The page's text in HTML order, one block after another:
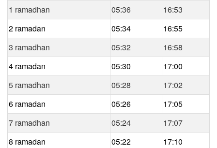
1 ramadhan
05:36
16:53
2 ramadan
05:34
16:55
3 ramadhan
05:32
16:58
4 ramadan
05:30
17:00
5 ramadhan
05:28
17:02
6 ramadan
05:26
17:05
7 ramadhan
05:24
17:07
8 ramadan
05:22
17:10